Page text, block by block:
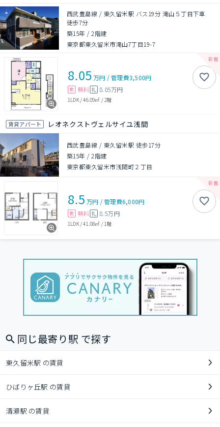
西武豊島線 / 東久留米駅 バス19分 滝山５丁目下車
徒歩7分
築15年 /2階建
東京都東久留米市滝山7丁目19-7
8.05 万円 /管理費3,500円
敷 無料 礼 8.05万円
1LDK/46.09㎡ / 2階
賃貸アパート レオネクストヴェルサイユ浅間
西武豊島線 / 東久留米駅 徒歩17分
築15年 /2階建
東京都東久留米市浅間町２丁目
8.5 万円 /管理費6,000円
敷 無料 礼 8.5万円
1LDK/41.08㎡ / 1階
同じ最寄り駅 で探す
東久留米駅 の賃貸
ひばりヶ丘駅 の賃貸
清瀬駅 の賃貸